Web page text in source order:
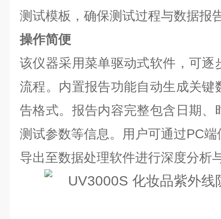
测试模板，确保测试过程与数据报
操作简便
该仪器采用菜单驱动式软件，可
流程。内置报告功能自动生成关
告格式。报告内容完整包含日期
测试参数等信息。用户可通过PC
导出至数据处理软件进行深度分析